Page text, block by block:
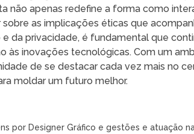
não apenas redefine a forma como
as implicações éticas que
da privacidade, é fundamental que
às inovações tecnológicas. Com um
de se destacar cada vez mais no
moldar um futuro melhor.
por Designer Gráfico e gestões e atuação